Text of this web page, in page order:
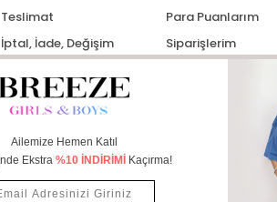
Teslimat
İptal, İade, Değişim
Para Puanlarım
Siparişlerim